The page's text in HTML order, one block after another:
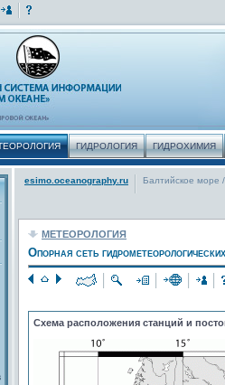
ГИДРОЛОГИЯ ГИДРОХИМИЯ
esimo.oceanography.ru Балтийское море /
МЕТЕОРОЛОГИЯ
Опорная сеть
Схема расположения станций и